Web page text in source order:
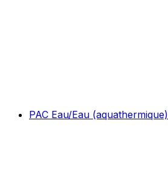
PAC Eau/Eau (aquathermique)